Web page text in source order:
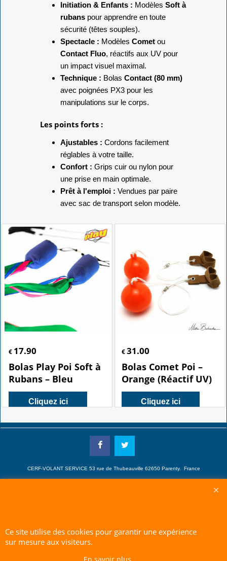
Initiation & Enfants : ModèlesSoft à
rubans pour apprendre en toute
sécurité (têtes souples).
Spectacle : ModèlesComet ou
Contact Fluo, réactifs aux UV pour
un impact visuel maximal.
Technique : BolasContact (80 mm)
avec poignées PX3 pour les
manipulations sur le corps.
Les points forts :
Ajustables : Cordons facilement
réglables à votre taille.
Confort : Grips cuir ou nylon pour
une prise en main optimale.
Prêt à l'emploi : Vendues par paire
avec sac de transport selon modèle.
€ 17.90
Bolas Play Poi Soft à
Rubans – Bleu
Cliquez ici
€31.00
Bolas Comet Poi –
Orange (Réactif UV)
Cliquez ici
Contactez nous de 10 h à 18 h 30 tous les jours sauf le Dimanche et jours fériés
Ce site utilise des cookies pour garantir une expérience
sur mesure aux visiteurs.